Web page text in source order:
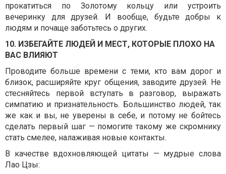
прокатиться по Золотому кольцу или устроить
вечеринку для друзей. И вообще, будьте добры к
людям и почаще заботьтесь о других.
10. ИЗБЕГАЙТЕ ЛЮДЕЙ И МЕСТ, КОТОРЫЕ ПЛОХО НА
ВАС ВЛИЯЮТ
Проводите больше времени с теми, кто вам дорог и
близок, расширяйте круг общения, заводите друзей. Не
стесняйтесь первой вступать в разговор, выражать
симпатию и признательность. Большинство людей, так
же как и вы, не уверены в себе, и потому не бойтесь
сделать первый шаг — помогите такому же скромнику
стать смелее, налаживая новые контакты.
В качестве вдохновляющей цитаты — мудрые слова
Лао Цзы: